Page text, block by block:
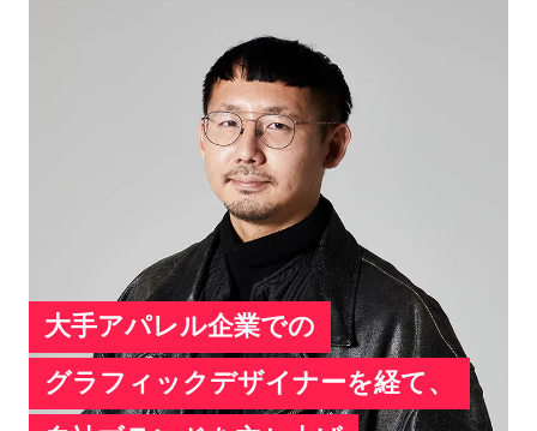
大手アパレル企業での
グラフィックデザイナーを経て、